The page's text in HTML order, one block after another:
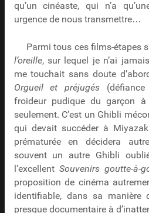
qu’un cinéaste, qui n’a
urgence de nous transmettre…
Parmi tous ces films-étapes
l’oreille, sur lequel je n’ai
me touchait sans doute
Orgueil et préjugés
froideur pudique du garçon
seulement. C’est un Ghibli
qui devait succéder à
prématurée en décidera
souvent un autre Ghibli
l’excellent Souvenirs goutte-à-
proposition de cinéma
identifiable, dans sa manière
presque documentaire à